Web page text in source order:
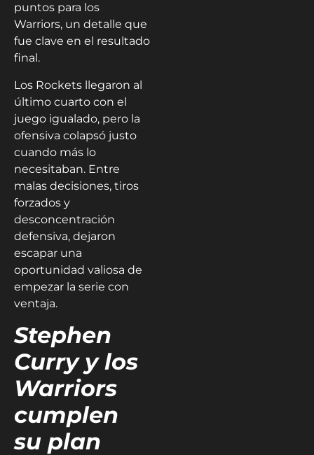
puntos para los
Warriors, un detalle que
fue clave en el resultado
final.
Los Rockets llegaron al
último cuarto con el
juego igualado, pero la
ofensiva colapsó justo
cuando más lo
necesitaban. Entre
malas decisiones, tiros
forzados y
desconcentración
defensiva, dejaron
escapar una
oportunidad valiosa de
empezar la serie con
ventaja.
Stephen
Curry y los
Warriors
cumplen
su plan